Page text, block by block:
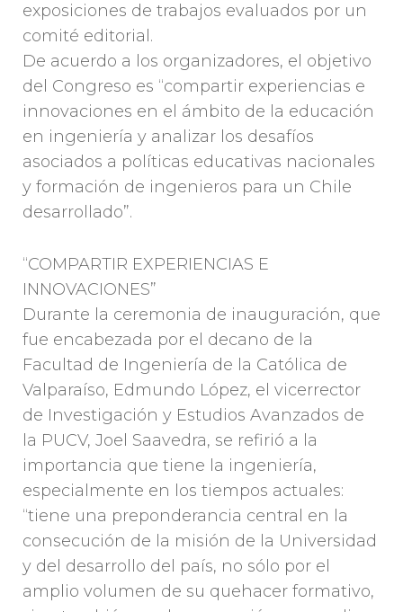
exposiciones de trabajos evaluados por un
comité editorial.
De acuerdo a los organizadores, el objetivo
del Congreso es “compartir experiencias e
innovaciones en el ámbito de la educación
en ingeniería y analizar los desafíos
asociados a políticas educativas nacionales
y formación de ingenieros para un Chile
desarrollado”.
“COMPARTIR EXPERIENCIAS E
INNOVACIONES”
Durante la ceremonia de inauguración, que
fue encabezada por el decano de la
Facultad de Ingeniería de la Católica de
Valparaíso, Edmundo López, el vicerrector
de Investigación y Estudios Avanzados de
la PUCV, Joel Saavedra, se refirió a la
importancia que tiene la ingeniería,
especialmente en los tiempos actuales:
“tiene una preponderancia central en la
consecución de la misión de la Universidad
y del desarrollo del país, no sólo por el
amplio volumen de su quehacer formativo,